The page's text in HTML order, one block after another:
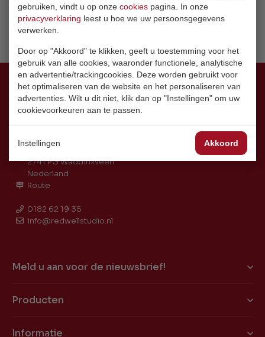
gebruiken, vindt u op onze cookies pagina. In onze
privacyverklaring leest u hoe we uw persoonsgegevens
verwerken.
Door op "Akkoord" te klikken, geeft u toestemming voor het
gebruik van alle cookies, waaronder functionele, analytische
en advertentie/trackingcookies. Deze worden gebruikt voor
het optimaliseren van de website en het personaliseren van
advertenties. Wilt u dit niet, klik dan op "Instellingen" om uw
cookievoorkeuren aan te passen.
Instellingen Akkoord
Coenecoop 2L
2741 PG Waddinxveen
Nederland
Route
0182 62 19 35
info@redwellstudio.nl
Meld u aan voor de nieuwsbrief!
Producten
Informatie